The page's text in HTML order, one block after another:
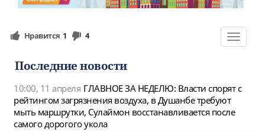
Toggle
Нравится 1 4
Последние новости
10:00, 11 апреля ГЛАВНОЕ ЗА НЕДЕЛЮ: Власти спорят с
рейтингом загрязнения воздуха, в Душанбе требуют
мыть маршрутки, Сулаймон восстанавливается после
самого дорогого укола